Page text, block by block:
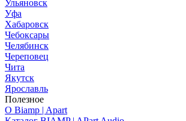
Ульяновск
Уфа
Хабаровск
Чебоксары
Челябинск
Череповец
Чита
Якутск
Ярославль
Полезное
О Biamp | Apart